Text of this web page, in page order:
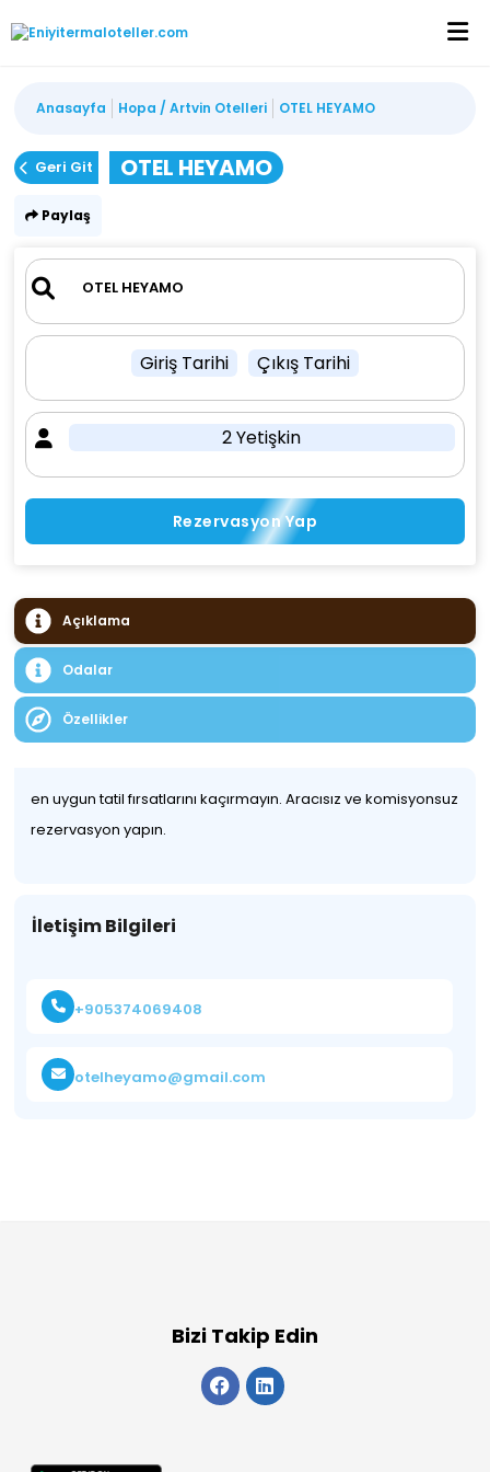
Anasayfa Hopa / Artvin Otelleri OTEL HEYAMO
Geri Git OTEL HEYAMO
Paylaş
Giriş Tarihi Çıkış Tarihi
2 Yetişkin
Rezervasyon Yap
Açıklama
Odalar
Özellikler
en uygun tatil fırsatlarını kaçırmayın. Aracısız ve komisyonsuz
rezervasyon yapın.
İletişim Bilgileri
+905374069408
otelheyamo@gmail.com
Bizi Takip Edin